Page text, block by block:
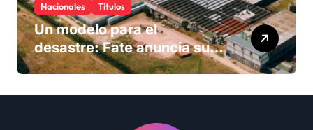
Nacionales Titulos
Un modelo para el
desastre: Fate anuncia su
cierre definitivo y despide a